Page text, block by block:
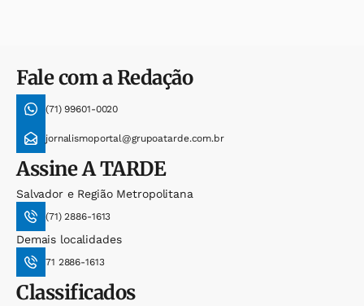
Fale com a Redação
(71) 99601-0020
jornalismoportal@grupoatarde.com.br
AssineA TARDE
Salvador e Região Metropolitana
(71) 2886-1613
Demais localidades
71 2886-1613
Classificados